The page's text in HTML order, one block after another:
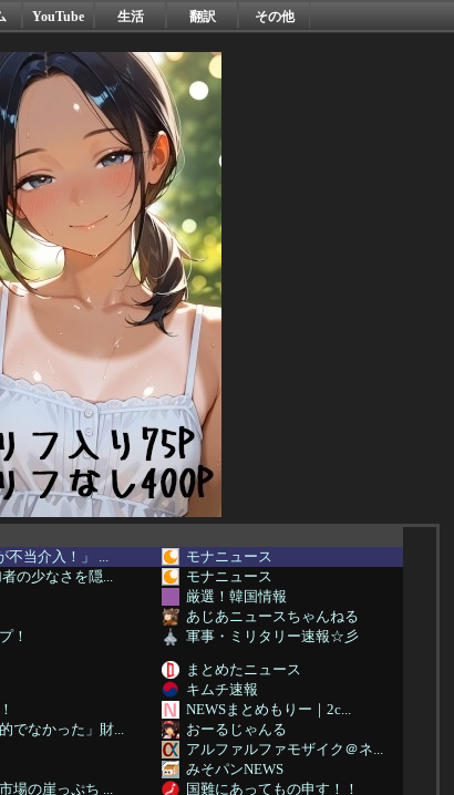
YouTube 生活 翻訳 その他
不当介入！」 ...
モナニュース
の少なさを隠...
モナニュース
厳選！韓国情報
あじあニュースちゃんねる
！
軍事・ミリタリー速報☆彡
まとめたニュース
キムチ速報
NEWSまとめもりー｜2c...
でなかった」財...
おーるじゃんる
アルファルファモザイク＠ネ...
みそパンNEWS
場の崖っぷち ...
国難にあってもの申す！！